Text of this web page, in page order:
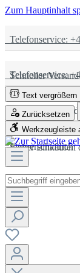
Zum Hauptinhalt
Telefonservice:
Schneller Versand
Partnerschaftlich
Sicher Einkaufen
Telefonservice:
Schneller Versand
Partnerschaftlich
Sicher Einkaufen
Text vergrößern
Zurücksetzen
Werkzeugleiste